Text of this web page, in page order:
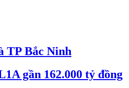
TP Bắc Ninh
gần 162.000 tỷ đồng